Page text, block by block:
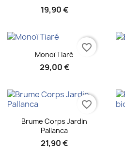
19,90 €
Aperçu rapide
Monoï Tiaré
29,00 €
favorite_border
Aperçu rapide
Brume Corps Jardin
Pallanca
21,90 €
favorite_border